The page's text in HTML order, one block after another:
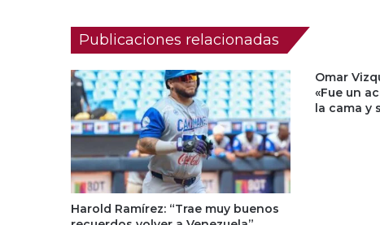
Publicaciones relacionadas
Harold Ramírez: “Trae muy buenos
Omar
«Fue un
la cama y